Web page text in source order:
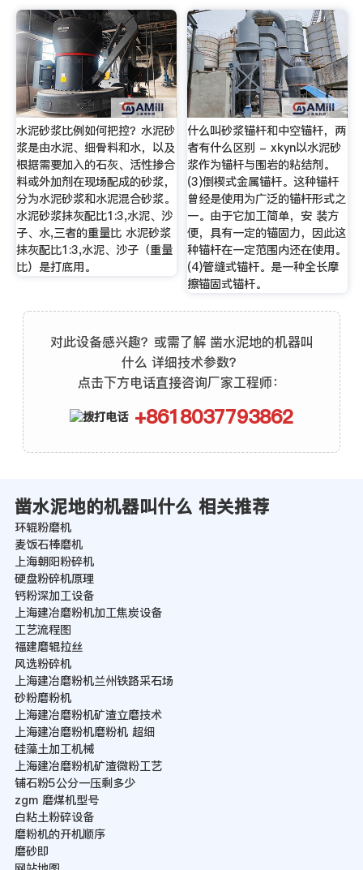
水泥砂浆比例如何把控？水泥砂
浆是由水泥、细骨料和水，以及
根据需要加入的石灰、活性掺合
料或外加剂在现场配成的砂浆，
分为水泥砂浆和水泥混合砂浆。
水泥砂浆抹灰配比1:3,水泥、沙
子、水,三者的重量比 水泥砂浆
抹灰配比1:3,水泥、沙子（重量
比）是打底用。
什么叫砂浆锚杆和中空锚杆，两
者有什么区别 - xkyn以水泥砂
浆作为锚杆与围岩的粘结剂。
(3)倒楔式金属锚杆。这种锚杆
曾经是使用为广泛的锚杆形式之
一。由于它加工简单，安 装方
便，具有一定的锚固力，因此这
种锚杆在一定范围内还在使用。
(4)管缝式锚杆。是一种全长摩
擦锚固式锚杆。
对此设备感兴趣？或需了解 凿水泥地的机器叫
什么 详细技术参数？
点击下方电话直接咨询厂家工程师：
+8618037793862
凿水泥地的机器叫什么 相关推荐
环辊粉磨机
麦饭石棒磨机
上海朝阳粉碎机
硬盘粉碎机原理
钙粉深加工设备
上海建冶磨粉机加工焦炭设备
工艺流程图
福建磨辊拉丝
风选粉碎机
上海建冶磨粉机兰州铁路采石场
砂粉磨粉机
上海建冶磨粉机矿渣立磨技术
上海建冶磨粉机磨粉机 超细
硅藻土加工机械
上海建冶磨粉机矿渣微粉工艺
铺石粉5公分一压剩多少
zgm 磨煤机型号
白粘土粉碎设备
磨粉机的开机顺序
磨砂即